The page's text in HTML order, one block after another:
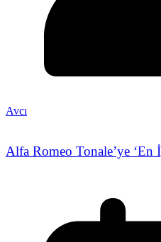
Avcı
Alfa Romeo Tonale’ye ‘En